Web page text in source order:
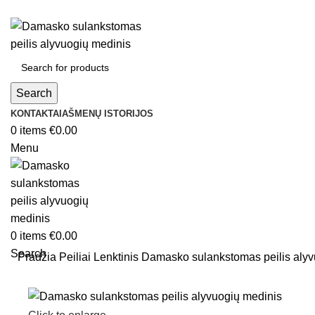
Search
KONTAKTAI AŠMENŲ ISTORIJOS
0 items €0.00
Menu
0 items €0.00
Search
Pradžia Peiliai Lenktinis Damasko sulankstomas peilis